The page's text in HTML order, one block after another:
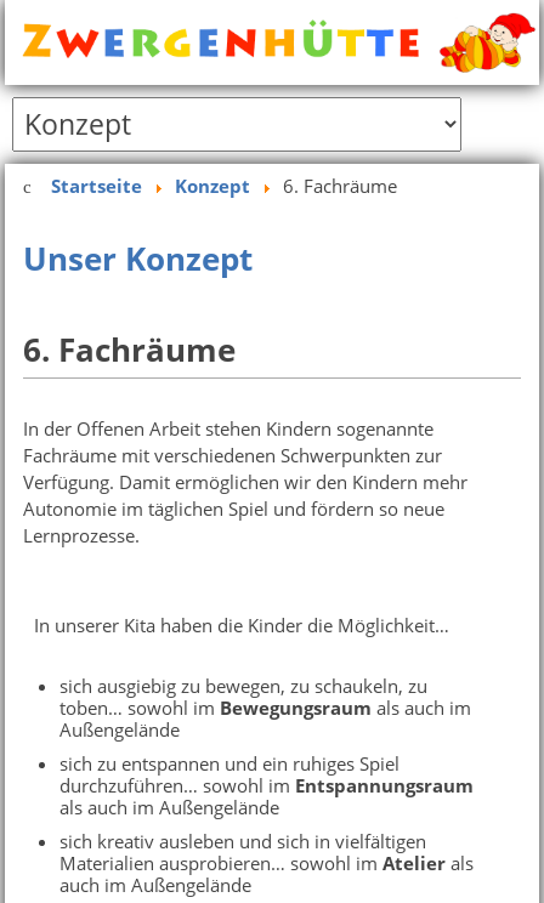
Startseite Konzept 6. Fachräume
Unser Konzept
6. Fachräume
In der Offenen Arbeit stehen Kindern sogenannte
Fachräume mit verschiedenen Schwerpunkten zur
Verfügung. Damit ermöglichen wir den Kindern mehr
Autonomie im täglichen Spiel und fördern so neue
Lernprozesse.
In unserer Kita haben die Kinder die Möglichkeit…
sich ausgiebig zu bewegen, zu schaukeln, zu
toben… sowohl im Bewegungsraum als auch im
Außengelände
sich zu entspannen und ein ruhiges Spiel
durchzuführen… sowohl im Entspannungsraum
als auch im Außengelände
sich kreativ ausleben und sich in vielfältigen
Materialien ausprobieren… sowohl imAtelier als
auch im Außengelände